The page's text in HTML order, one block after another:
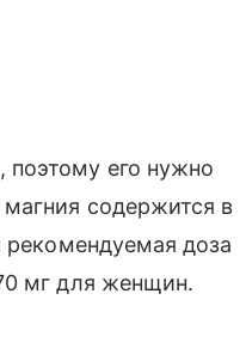
его нужно
содержится в
рекомендуемая доза
мг для женщин.